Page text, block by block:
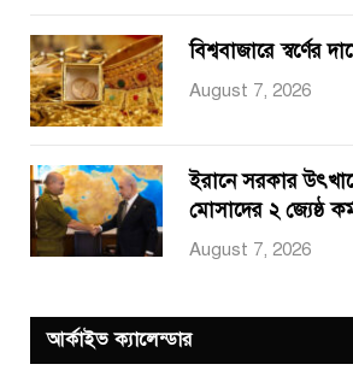
বিশ্ববাজারে স্বর্ণের
August 7, 2026
ইরানে সরকার
মোসাদের ২ জ্যেষ্ঠ
August 7, 2026
আর্কাইভ ক্যালেন্ডার